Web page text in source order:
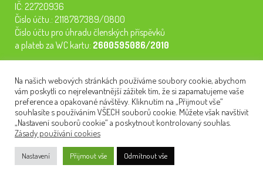
IČ: 22720936
Číslo účtu.: 2118787389/0800
Číslo účtu pro úhradu členských příspěvků
a plateb za WC kartu: 2600595086/2010
semináře, konferenci, plavbu na lodi a WC kartu. Z peněz
tiskneme odborné publikace pro pacienty.
NEWSLETTER
Na našich webových stránkách používáme soubory cookie, abychom
vám poskytli co nejrelevantnější zážitek tím, že si zapamatujeme vaše
preference a opakované návštěvy. Kliknutím na „Přijmout vše“
souhlasíte s používáním VŠECH souborů cookie. Můžete však navštívit
„Nastavení souborů cookie“ a poskytnout kontrolovaný souhlas.
Zásady používání cookies
Nastavení Přijmout vše Odmítnout vše